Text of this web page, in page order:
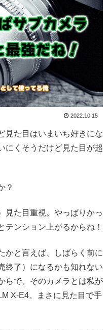
2022.10.15
見た目はいまいち好きにな
にくそうだけど見た目が超
？
見た目重視。やっぱりかっ
テンション上がるからね！
かと言えば、しばらく前に
終了）になるかも知れない
らで、そのカメラとは私が
X-E4。まさに見た目で手